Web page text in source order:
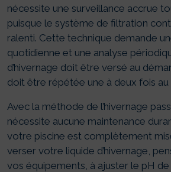
nécessite une surveillance accrue
puisque le système de filtration
ralenti. Cette technique demande
quotidienne et une analyse
d’hivernage doit être versé au
doit être répétée une à deux fois au
Avec la méthode de l’hivernage
nécessite aucune maintenance
votre piscine est complètement
verser votre liquide d’hivernage,
vos équipements, à ajuster le pH